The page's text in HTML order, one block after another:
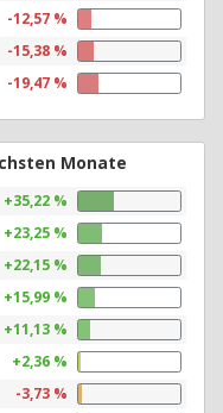
-12,57 %
-15,38 %
-19,47 %
Monate
+35,22 %
+23,25 %
+22,15 %
+15,99 %
+11,13 %
+2,36 %
-3,73 %